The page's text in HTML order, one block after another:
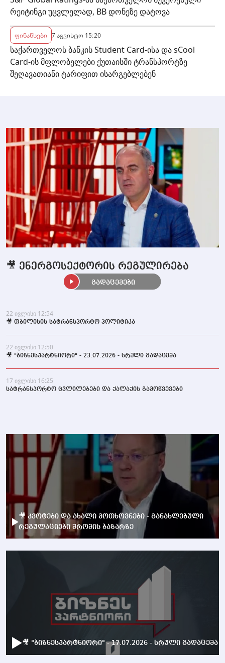
რეიტინგი უცვლელად, BB დონეზე დატოვა
ფინანსები 7 აგვისტო 15:20
საქართველოს ბანკის Student Card-ისა და sCool
Card-ის მფლობელები ქუთაისში ტრანსპორტზე
შეღავათიანი ტარიფით ისარგებლებენ
22 ივლისი 12:54
🎥 თბილისის სატრანსპორტო პოლიტიკა
22 ივლისი 12:50
🎥 "ბიზნესპარტნიორი" - 23.07.2026 - სრული გადაცემა
17 ივლისი 16:25
სატრანსპორტო ცვლილებები და ქალაქის გამოწვევები
🎥 ენერგოსექტორის რეგულირება
გადაცემები
🎥 კვოტები და ახალი მოთხოვნები - განახლებული
რეგულაციები შრომის ბაზარზე
🎥 "ბიზნესპარტნიორი" - 17.07.2026 - სრული გადაცემა